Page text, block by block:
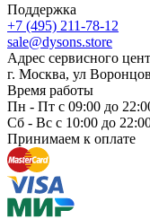
Поддержка
+7 (495) 211-78-12
sale@dysons.store
Адрес сервисного
г. Москва, ул
Время работы
Пн - Пт с 09:00 до
Сб - Вс с 10:00 до
Принимаем к оплате